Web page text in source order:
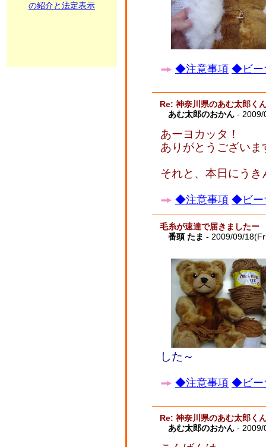
の紹介と法定表示
◆注意事項 ◆ビー
Re: 神奈川県のあむ太郎く
あむ太郎のおかん -
あーヨカッタ！
ありがとうございま
それと、本日にうき
◆注意事項 ◆ビー
毛糸が速達で届きましたー
番頭 たま - 2009/09/
した～
◆注意事項 ◆ビー
Re: 神奈川県のあむ太郎く
あむ太郎のおかん -